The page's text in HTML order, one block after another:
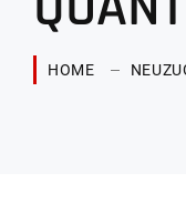
HOME